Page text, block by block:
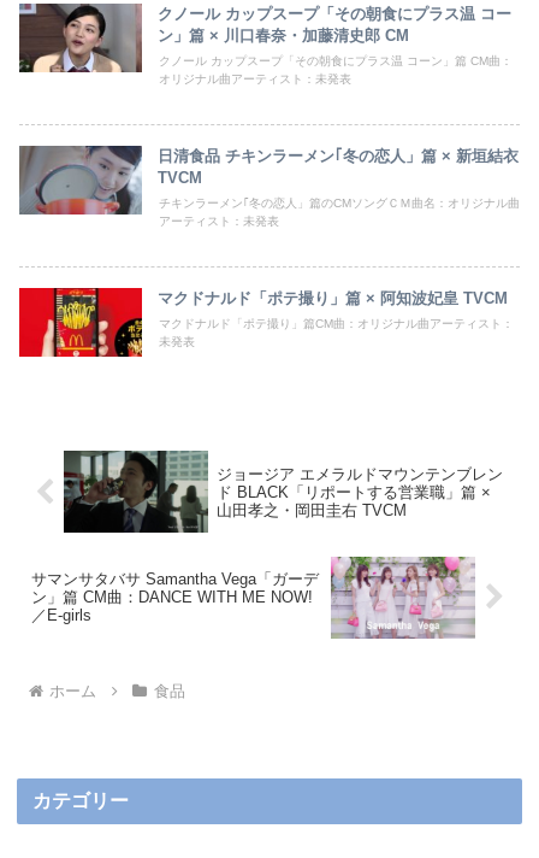
クノール カップスープ「その朝食にプラス温 コー
ン」篇 × 川口春奈・加藤清史郎 CM
クノール カップスープ「その朝食にプラス温 コーン」篇 CM曲：
オリジナル曲アーティスト：未発表
日清食品 チキンラーメン｢冬の恋人」篇 × 新垣結衣
TVCM
チキンラーメン｢冬の恋人」篇のCMソングＣＭ曲名：オリジナル曲
アーティスト：未発表
マクドナルド「ポテ撮り」篇 × 阿知波妃皇 TVCM
マクドナルド「ポテ撮り」篇CM曲：オリジナル曲アーティスト：
未発表
ジョージア エメラルドマウンテンブレン
ド BLACK「リポートする営業職」篇 ×
山田孝之・岡田圭右 TVCM
サマンサタバサ Samantha Vega「ガーデ
ン」篇 CM曲：DANCE WITH ME NOW!
／E-girls
ホーム 食品
カテゴリー